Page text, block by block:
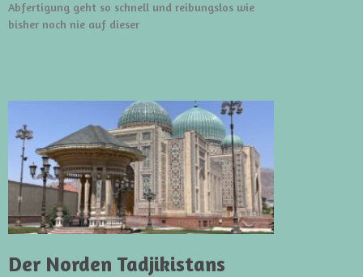
Abfertigung geht so schnell und reibungslos wie
bisher noch nie auf dieser
Der Norden Tadjikistans